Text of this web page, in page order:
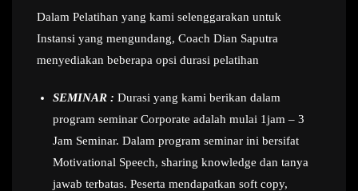
Dalam Pelatihan yang kami selenggarakan untuk
Instansi yang mengundang, Coach Dian Saputra
menyediakan beberapa opsi durasi pelatihan
SEMINAR : Durasi yang kami berikan dalam
program seminar Corporate adalah mulai 1jam – 3
Jam Seminar. Dalam program seminar ini bersifat
Motivational Speech, sharing knowledge dan tanya
jawab terbatas. Peserta mendapatkan soft copy,